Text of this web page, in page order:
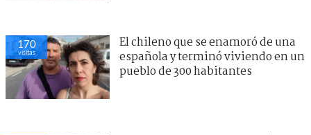
170
visitas
El chileno que se enamoró de una
española y terminó viviendo en un
pueblo de 300 habitantes